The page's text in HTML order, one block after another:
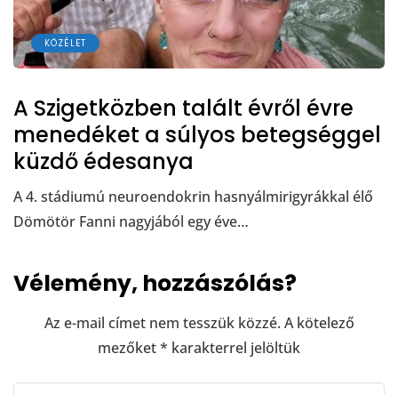
KÖZÉLET
A Szigetközben talált évről évre
menedéket a súlyos betegséggel
küzdő édesanya
A 4. stádiumú neuroendokrin hasnyálmirigyrákkal élő
Dömötör Fanni nagyjából egy éve…
Vélemény, hozzászólás?
Az e-mail címet nem tesszük közzé. A kötelező
mezőket* karakterrel jelöltük